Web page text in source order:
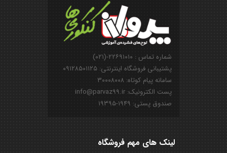
شماره تماس : ۲۲۶۹۱۰۱۰-(۰۲۱)
پشتیبانی فروشگاه اینترنتی: ۰۹۱۲۸۵۰۱۱۲۵
سامانه پیام کوتاه: ۳۰۰۰۸۰۰۸
پست الکترونیک: info@parvaz99.ir
صندوق پستی: ۱۹۴۹-۱۹۳۹۵
لینک های مهم فروشگاه